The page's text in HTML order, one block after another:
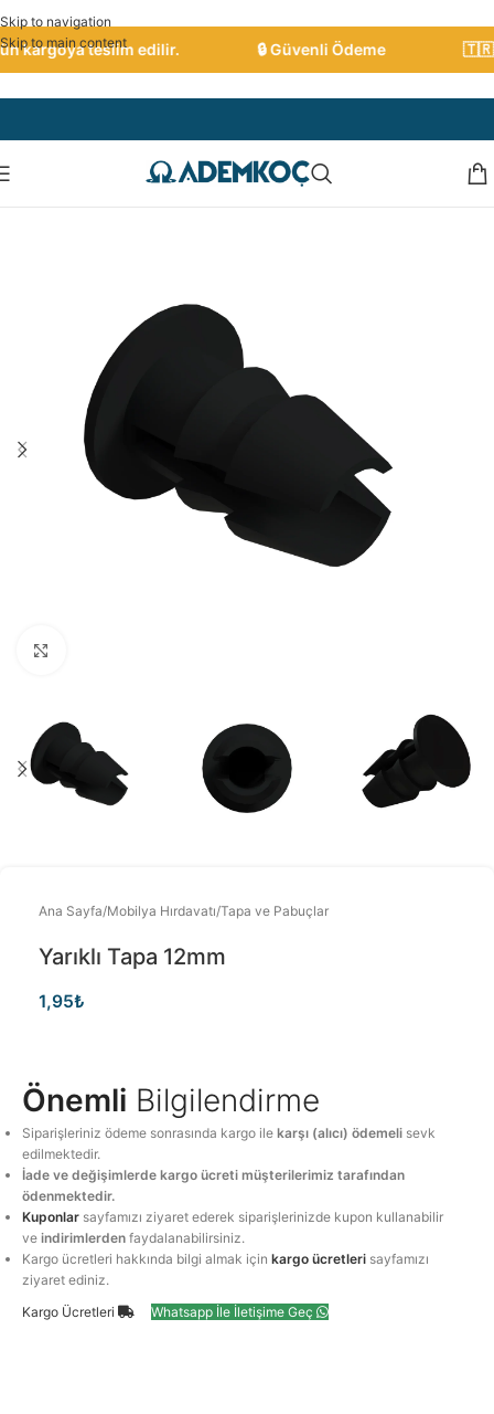
Skip to navigation
Skip to main content
kargoya teslim edilir. 🔒 Güvenli Ödeme 🇹🇷
Ana Sayfa/Mobilya Hırdavatı/Tapa ve Pabuçlar
Yarıklı Tapa 12mm
1,95₺
Önemli Bilgilendirme
Siparişleriniz ödeme sonrasında kargo ilekarşı (alıcı) ödemeli sevk
edilmektedir.
İade ve değişimlerde kargo ücreti müşterilerimiz tarafından
ödenmektedir.
Kuponlar sayfamızı ziyaret ederek siparişlerinizde kupon kullanabilir
veindirimlerden faydalanabilirsiniz.
Kargo ücretleri hakkında bilgi almak içinkargo ücretleri sayfamızı
ziyaret ediniz.
Kargo Ücretleri
Whatsapp İle İletişime Geç